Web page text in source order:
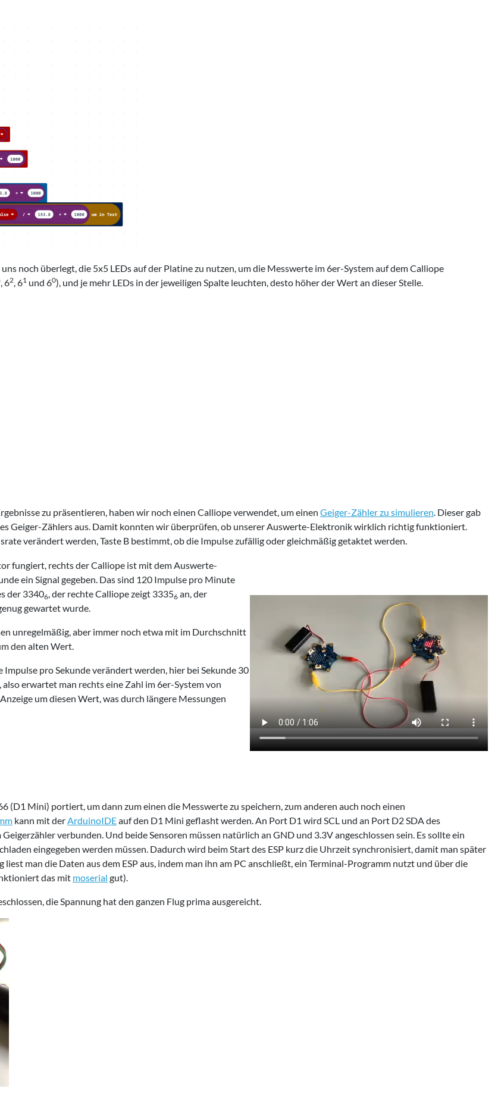
noch überlegt, die 5x5 LEDs auf der Platine zu nutzen, um die Messwerte im 6er-System auf dem Calliope
, 62, 61 und 60), und je mehr LEDs in der jeweiligen Spalte leuchten, desto höher der Wert an dieser Stelle.
zu präsentieren, haben wir noch einen Calliope verwendet, um einen Geiger-Zähler zu simulieren. Dieser gab
Geiger-Zählers aus. Damit konnten wir überprüfen, ob unserer Auswerte-Elektronik wirklich richtig funktioniert.
verändert werden, Taste B bestimmt, ob die Impulse zufällig oder gleichmäßig getaktet werden.
fungiert, rechts der Calliope ist mit dem Auswerte-
ein Signal gegeben. Das sind 120 Impulse pro Minute
der 33406, der rechte Calliope zeigt 33356 an, der
gewartet wurde.
unregelmäßig, aber immer noch etwa mit im Durchschnitt
den alten Wert.
pro Sekunde verändert werden, hier bei Sekunde 30
erwartet man rechts eine Zahl im 6er-System von
um diesen Wert, was durch längere Messungen
(D1 Mini) portiert, um dann zum einen die Messwerte zu speichern, zum anderen auch noch einen
kann mit derArduinoIDEauf den D1 Mini geflasht werden. An Port D1 wird SCL und an Port D2 SDA des
verbunden. Und beide Sensoren müssen natürlich an GND und 3.3V angeschlossen sein. Es sollte ein
eingegeben werden müssen. Dadurch wird beim Start des ESP kurz die Uhrzeit synchronisiert, damit man später
man die Daten aus dem ESP aus, indem man ihn am PC anschließt, ein Terminal-Programm nutzt und über die
das mit moserial gut).
die Spannung hat den ganzen Flug prima ausgereicht.